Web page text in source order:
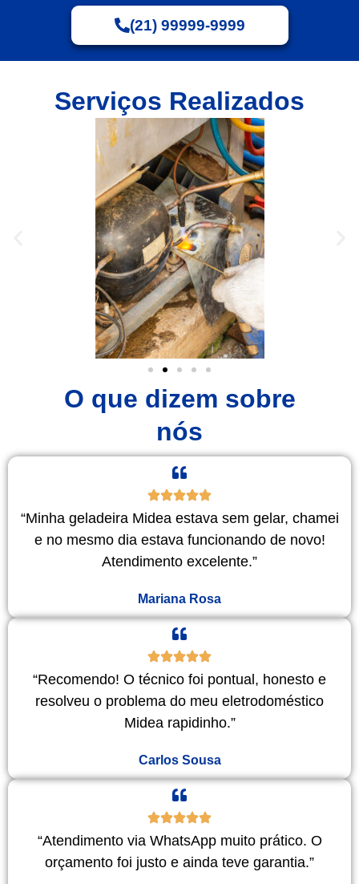
(21) 99999-9999
Serviços Realizados
O que dizem sobre
nós
“Minha geladeira Midea estava sem gelar, chamei
e no mesmo dia estava funcionando de novo!
Atendimento excelente.”
Mariana Rosa
“Recomendo! O técnico foi pontual, honesto e
resolveu o problema do meu eletrodoméstico
Midea rapidinho.”
Carlos Sousa
“Atendimento via WhatsApp muito prático. O
orçamento foi justo e ainda teve garantia.”